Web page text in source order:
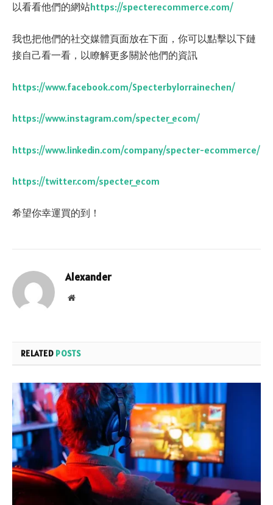
以看看他們的網站https://specterecommerce.com/
我也把他們的社交媒體頁面放在下面，你可以點擊以下鏈
接自己看一看，以瞭解更多關於他們的資訊
https://www.facebook.com/Specterbylorrainechen/
https://www.instagram.com/specter_ecom/
https://www.linkedin.com/company/specter-ecommerce/
https://twitter.com/specter_ecom
希望你幸運買的到！
Alexander
Website
RELATED POSTS